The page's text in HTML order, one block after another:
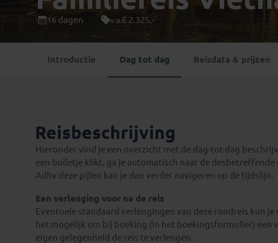
(1)
Singapore(1)
Thailand(8)
(3)
Tanzania
(1)
16 dagen v.a.€ 2.325,-
Introductie Dag tot dag Reisdata & prijzen
Reisbeschrijving
Hieronder vind je een overzicht met de dag-tot-dag
een bolletje klikt, ga je automatisch naar de
Adhv deze pijlen kan je dan verder navigeren op de tijdslijn.
Een verlenging voor na de reis
Eventuele standaard verlengingen van deze rondreis kun
het mogelijk om bij boeking (in het boekingsformulier)
eigen gelegenheid de reis te verlengen.